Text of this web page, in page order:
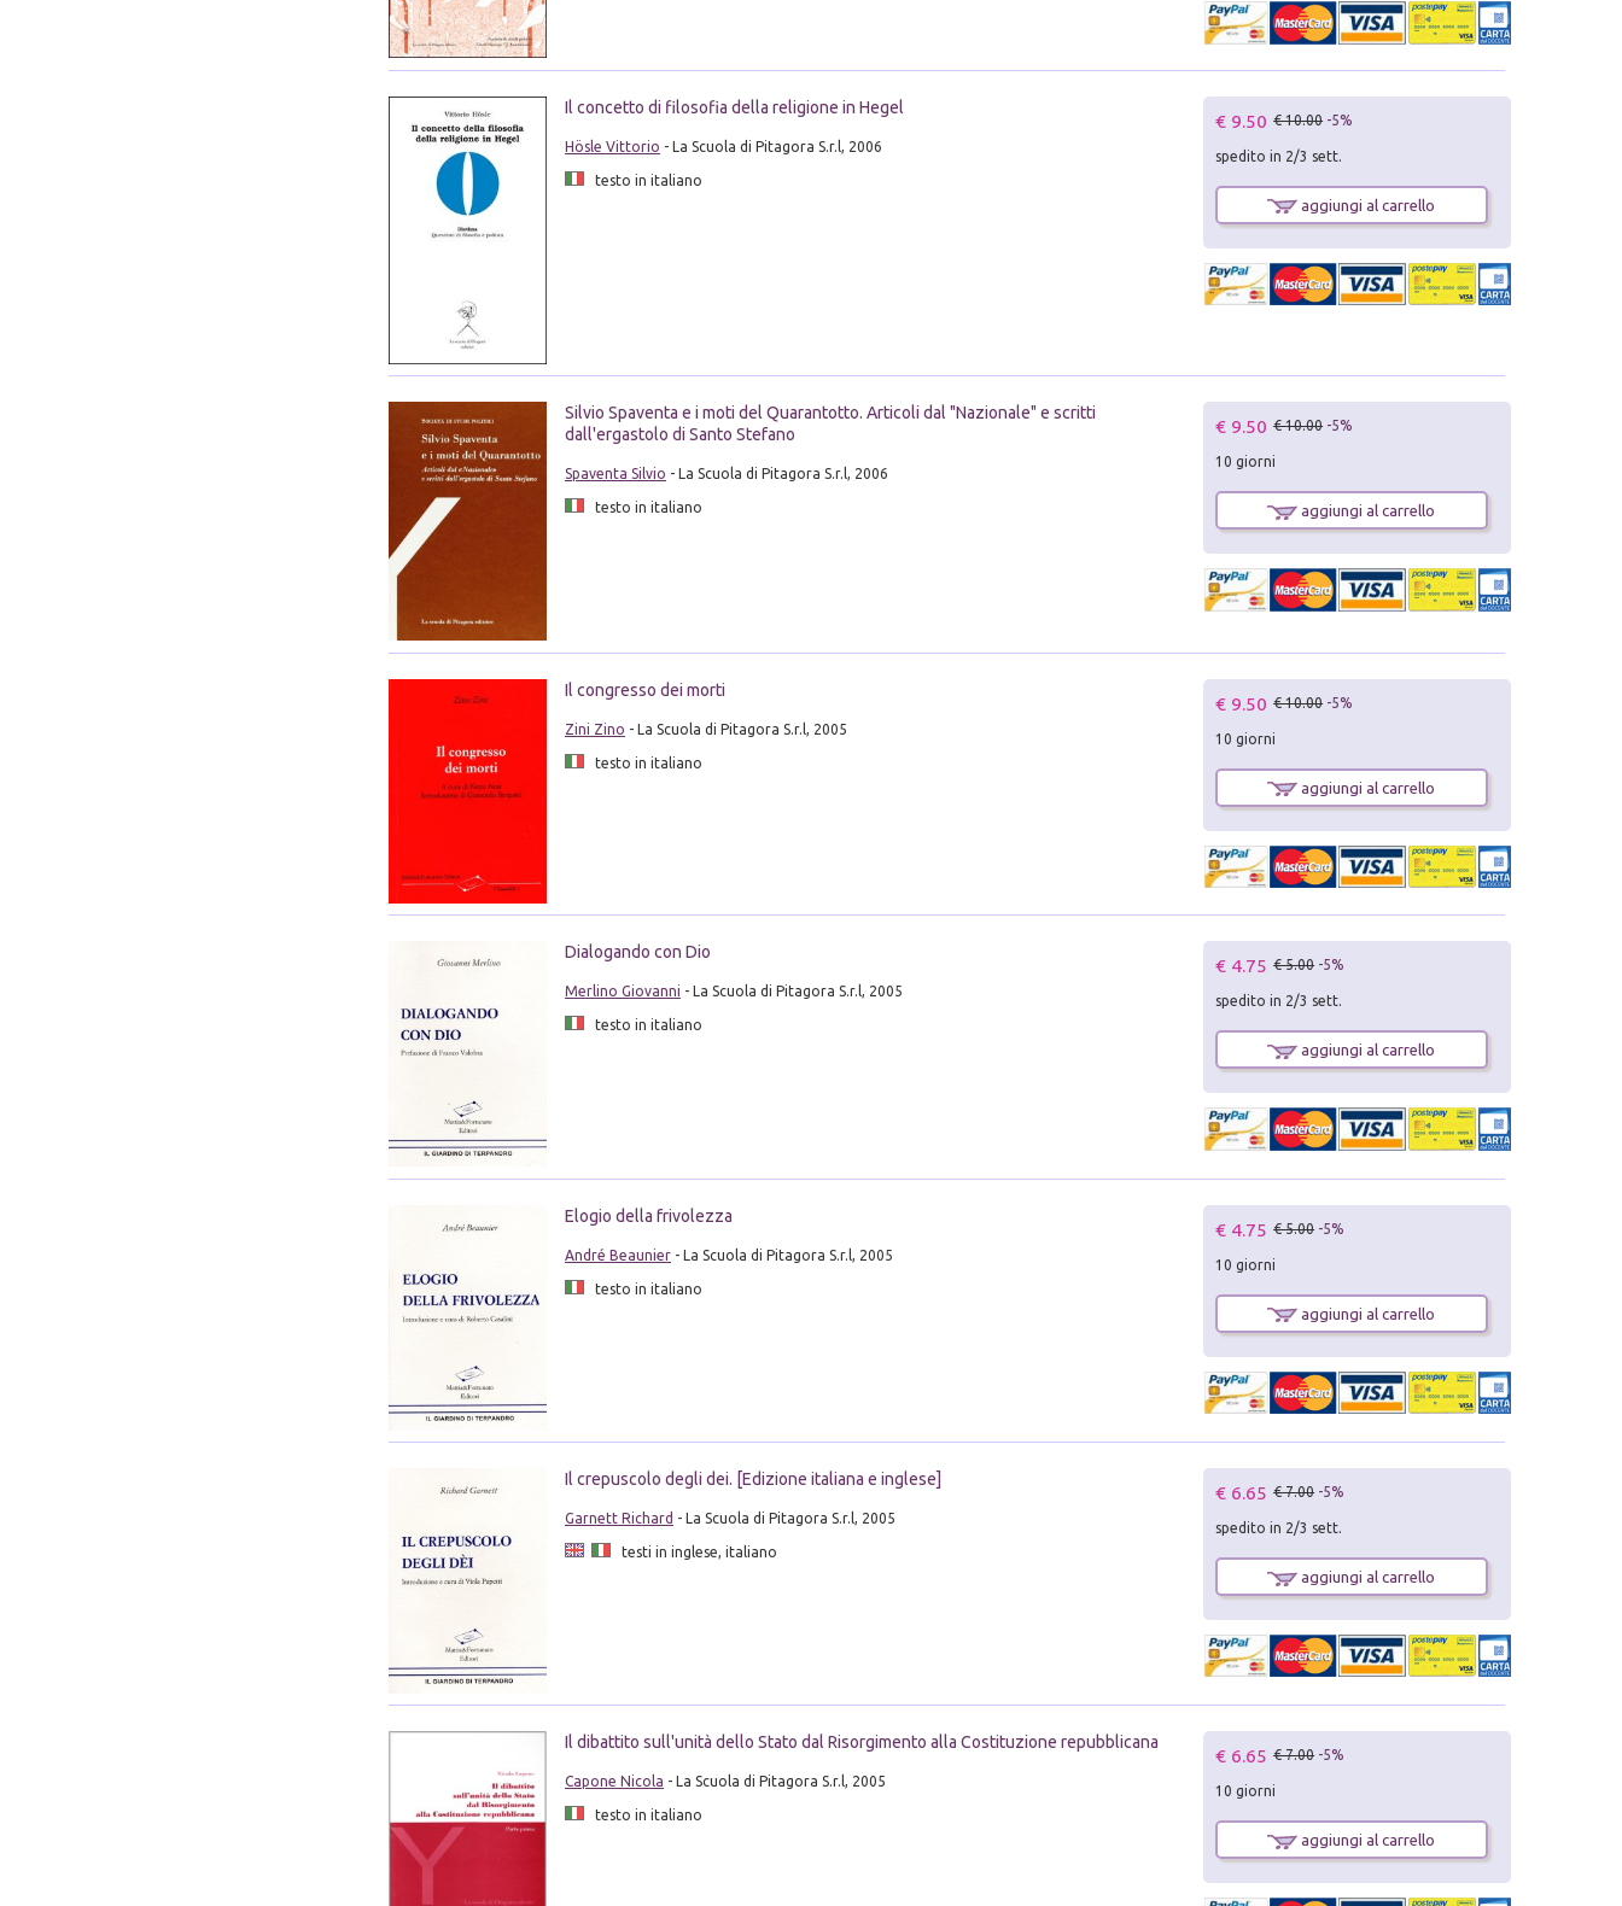
Il concetto di filosofia della religione in Hegel
Hösle Vittorio - La Scuola di Pitagora S.r.l, 2006
testo in italiano
€ 9.50 € 10.00 -5%
spedito in 2/3 sett.
aggiungi al carrello
Silvio Spaventa e i moti del Quarantotto. Articoli dal "Nazionale" e scritti
dall'ergastolo di Santo Stefano
Spaventa Silvio - La Scuola di Pitagora S.r.l, 2006
testo in italiano
€ 9.50 € 10.00 -5%
10 giorni
aggiungi al carrello
Il congresso dei morti
Zini Zino - La Scuola di Pitagora S.r.l, 2005
testo in italiano
€ 9.50 € 10.00 -5%
10 giorni
aggiungi al carrello
Dialogando con Dio
Merlino Giovanni - La Scuola di Pitagora S.r.l, 2005
testo in italiano
€ 4.75 € 5.00 -5%
spedito in 2/3 sett.
aggiungi al carrello
Elogio della frivolezza
André Beaunier- La Scuola di Pitagora S.r.l, 2005
testo in italiano
€ 4.75 € 5.00 -5%
10 giorni
aggiungi al carrello
Il crepuscolo degli dei. [Edizione italiana e inglese]
Garnett Richard - La Scuola di Pitagora S.r.l, 2005
testi in inglese, italiano
€ 6.65 € 7.00 -5%
spedito in 2/3 sett.
aggiungi al carrello
Il dibattito sull'unità dello Stato dal Risorgimento alla Costituzione repubblicana
Capone Nicola - La Scuola di Pitagora S.r.l, 2005
testo in italiano
€ 6.65 € 7.00 -5%
10 giorni
aggiungi al carrello